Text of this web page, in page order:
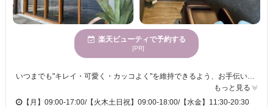
楽天ビューティで予約する
[PR]
もっと見る
【月】09:00-17:00/【火木土日祝】09:00-18:00/【水金】11:30-20:30